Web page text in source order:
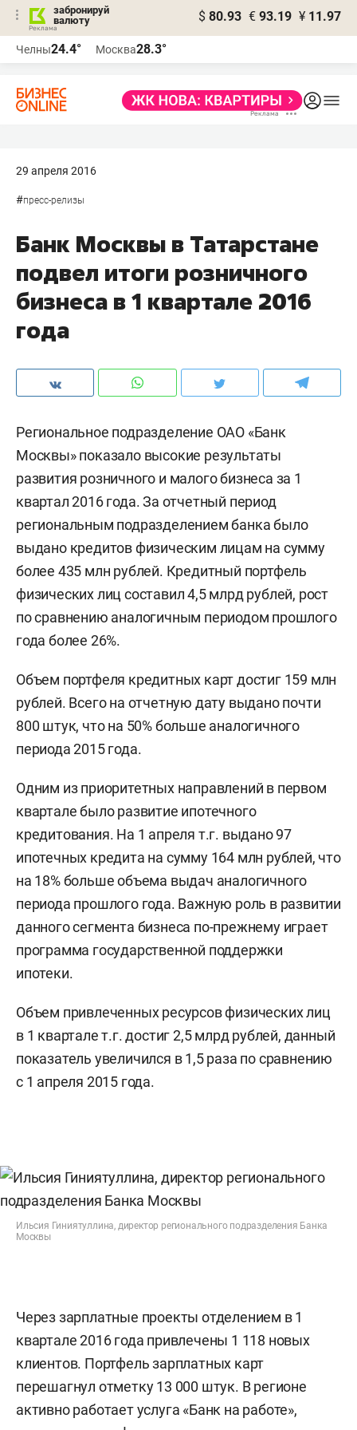
забронируй
валюту
$ 80.93 € 93.19 ¥ 11.97
Челны24.4° Москва28.3°
29 апреля 2016
#пресс-релизы
Банк Москвы в Татарстане
подвел итоги розничного
бизнеса в 1 квартале 2016
года
Региональное подразделение ОАО «Банк
Москвы» показало высокие результаты
развития розничного и малого бизнеса за 1
квартал 2016 года. За отчетный период
региональным подразделением банка было
выдано кредитов физическим лицам на сумму
более 435 млн рублей. Кредитный портфель
физических лиц составил 4,5 млрд рублей, рост
по сравнению аналогичным периодом прошлого
года более 26%.
Объем портфеля кредитных карт достиг 159 млн
рублей. Всего на отчетную дату выдано почти
800 штук, что на 50% больше аналогичного
периода 2015 года.
Одним из приоритетных направлений в первом
квартале было развитие ипотечного
кредитования. На 1 апреля т.г. выдано 97
ипотечных кредита на сумму 164 млн рублей, что
на 18% больше объема выдач аналогичного
периода прошлого года. Важную роль в развитии
данного сегмента бизнеса по-прежнему играет
программа государственной поддержки
ипотеки.
Объем привлеченных ресурсов физических лиц
в 1 квартале т.г. достиг 2,5 млрд рублей, данный
показатель увеличился в 1,5 раза по сравнению
с 1 апреля 2015 года.
Ильсия Гиниятуллина, директор регионального подразделения Банка
Москвы
Через зарплатные проекты отделением в 1
квартале 2016 года привлечены 1 118 новых
клиентов. Портфель зарплатных карт
перешагнул отметку 13 000 штук. В регионе
активно работает услуга «Банк на работе»,